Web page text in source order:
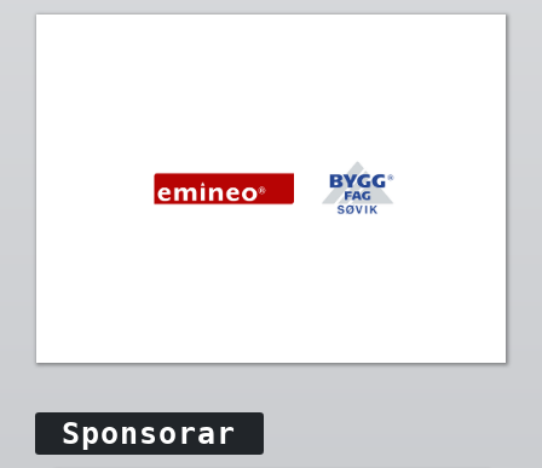
Sponsorar